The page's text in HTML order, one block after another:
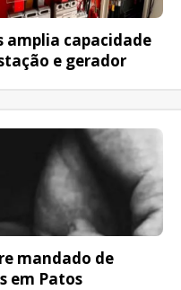
amplia capacidade
e gerador
mandado de
em Patos